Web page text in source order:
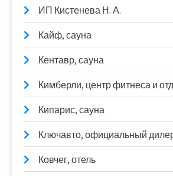
ИП Кистенева Н. А.
Кайф, сауна
Кентавр, сауна
Кимберли, центр фитнеса и
Кипарис, сауна
Ключавто, официальный
Ковчег, отель